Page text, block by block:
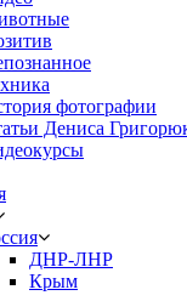
фотографии
Дениса
ДНР-ЛНР
Крым